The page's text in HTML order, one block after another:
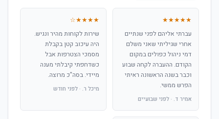
★★★★★
עברתי אליהם לפני שנתיים
אחרי שגיליתי שאני משלם
דמי ניהול כפולים במקום
הקודם. ההעברה לקחה שבוע
וכבר בשנה הראשונה ראיתי
הפרש ממשי.
אמיר ד. · לפני שבועיים
★★★★☆
שירות לקוחות מהיר ונגיש.
היה עיכוב קטן בקבלת
מסמכי הצטרפות אבל
כשדחפתי קיבלתי מענה
מיידי. בסה"כ מרוצה.
מיכל ר. · לפני חודש